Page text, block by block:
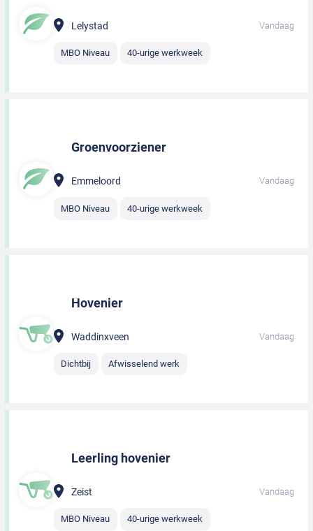
Lelystad Vandaag
MBO Niveau 40-urige werkweek
Groenvoorziener
Emmeloord Vandaag
MBO Niveau 40-urige werkweek
Hovenier
Waddinxveen Vandaag
Dichtbij Afwisselend werk
Leerling hovenier
Zeist Vandaag
MBO Niveau 40-urige werkweek